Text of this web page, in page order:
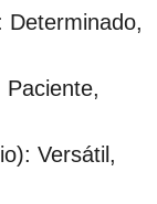
Determinado,
Versátil,